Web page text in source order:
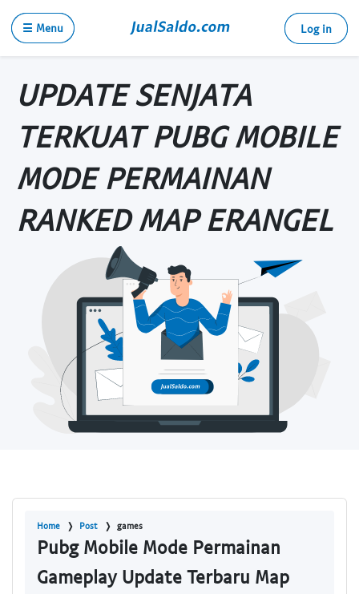
☰ Menu Log in
UPDATE SENJATA
TERKUAT PUBG MOBILE
MODE PERMAINAN
RANKED MAP ERANGEL
Home Post games
Pubg Mobile Mode Permainan
Gameplay Update Terbaru Map